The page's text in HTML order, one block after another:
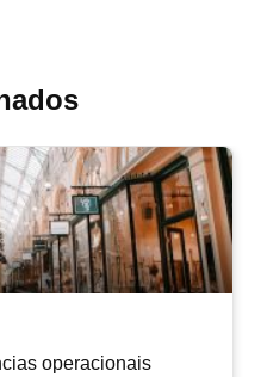
operacionais